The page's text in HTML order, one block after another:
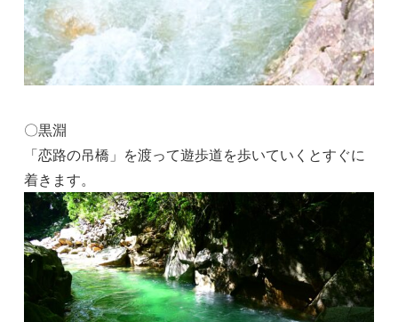
〇黒淵
「恋路の吊橋」を渡って遊歩道を歩いていくとすぐに
着きます。